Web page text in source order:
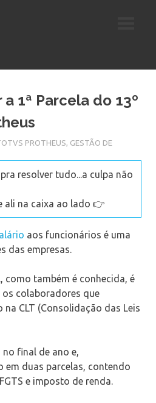
1ª Parcela do 13º
PROTHEUS, GESTÃO DE
resolver tudo...a culpa não
ali na caixa ao lado 👉
aos funcionários é uma
das empresas.
como também é conhecida, é
colaboradores que
CLT (Consolidação das Leis
final de ano e,
em duas parcelas, contendo
e imposto de renda.